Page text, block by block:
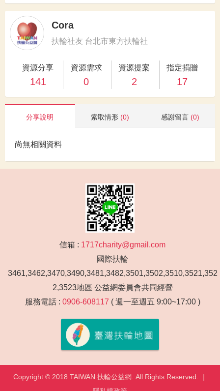
Cora
扶輪社友 台北市東方扶輪社
資源分享
141
資源需求
0
資源提案
2
指定捐贈
17
分享說明 索取情形 (0) 感謝留言 (0)
尚無相關資料
信箱 : 1717charity@gmail.com
國際扶輪
3461,3462,3470,3490,3481,3482,3501,3502,3510,3521,352
2,3523地區 公益網委員會共同經營
服務電話 : 0906-608117 ( 週一至週五 9:00~17:00 )
Copyright © 2018 TAIWAN 扶輪公益網. All Rights Reserved. ｜